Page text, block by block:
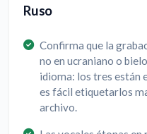
Ruso
Confirma que la
no en ucraniano o
idioma: los tres están
es fácil etiquetarlos
archivo.